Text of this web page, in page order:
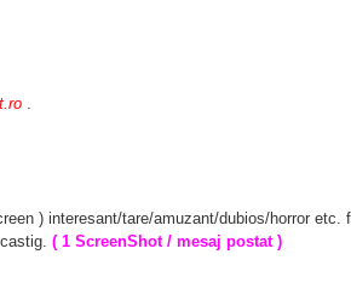
) interesant/tare/amuzant/dubios/horror
( 1 ScreenShot / mesaj postat )